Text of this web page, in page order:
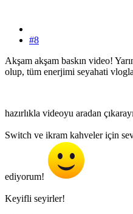
#8
Akşam akşam baskın video!
olup, tüm enerjimi seyahati
hazırlıkla videoyu aradan
Switch ve ikram kahveler için
ediyorum!
Keyifli seyirler!